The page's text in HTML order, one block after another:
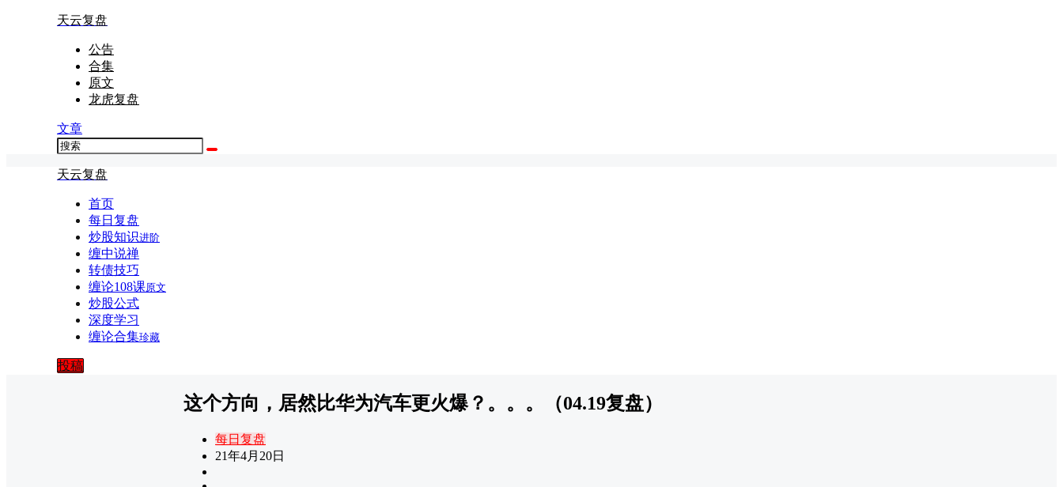
天云复盘
公告
合集
原文
龙虎复盘
文章
天云复盘
首页
每日复盘
炒股知识进阶
缠中说禅
转债技巧
缠论108课原文
炒股公式
深度学习
缠论合集珍藏
投稿
这个方向，居然比华为汽车更火爆？。。。（04.19复盘）
每日复盘
21年4月20日